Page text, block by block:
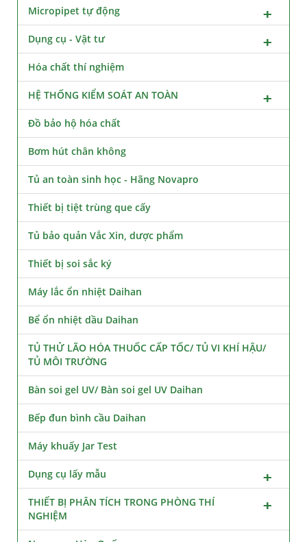
Micropipet tự động
Dụng cụ - Vật tư
Hóa chất thí nghiệm
HỆ THỐNG KIỂM SOÁT AN TOÀN
Đồ bảo hộ hóa chất
Bơm hút chân không
Tủ an toàn sinh học - Hãng Novapro
Thiết bị tiệt trùng que cấy
Tủ bảo quản Vắc Xin, dược phẩm
Thiết bị soi sắc ký
Máy lắc ổn nhiệt Daihan
Bể ổn nhiệt dầu Daihan
TỦ THỬ LÃO HÓA THUỐC CẤP TỐC/ TỦ VI KHÍ HẬU/
TỦ MÔI TRƯỜNG
Bàn soi gel UV/ Bàn soi gel UV Daihan
Bếp đun bình cầu Daihan
Máy khuấy Jar Test
Dụng cụ lấy mẫu
THIẾT BỊ PHÂN TÍCH TRONG PHÒNG THÍ
NGHIỆM